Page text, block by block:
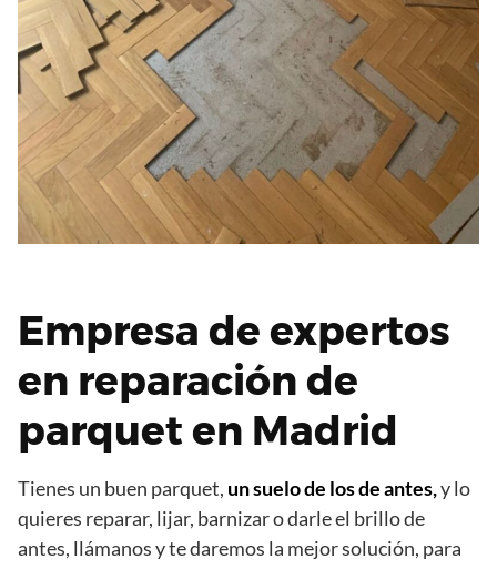
Empresa de expertos
en reparación de
parquet en Madrid
Tienes un buen parquet, un suelo de los de antes,y lo
quieres reparar, lijar, barnizar o darle el brillo de
antes, llámanos y te daremos la mejor solución, para